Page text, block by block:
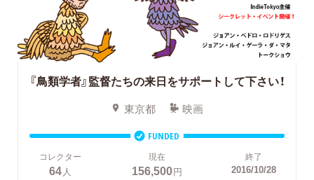
『鳥類学者』監督たちの来日をサポートして下さい！
東京都 映画
FUNDED
コレクター
64人
現在
156,500円
終了
2016/10/28